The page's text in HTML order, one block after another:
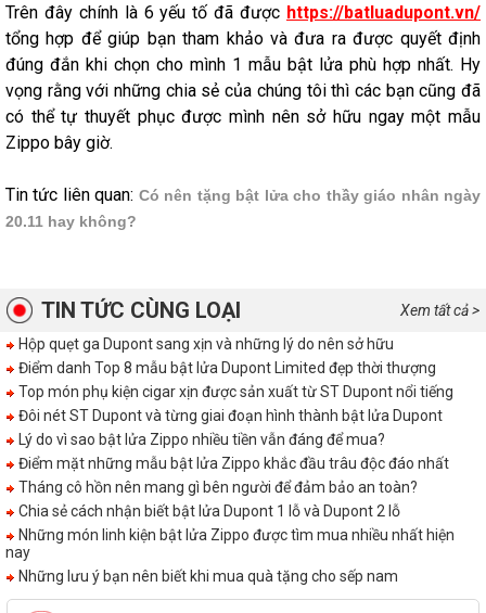
Trên đây chính là 6 yếu tố đã được https://batluadupont.vn/
tổng hợp để giúp bạn tham khảo và đưa ra được quyết định
đúng đắn khi chọn cho mình 1 mẫu bật lửa phù hợp nhất. Hy
vọng rằng với những chia sẻ của chúng tôi thì các bạn cũng đã
có thể tự thuyết phục được mình nên sở hữu ngay một mẫu
Zippo bây giờ.
Tin tức liên quan: Có nên tặng bật lửa cho thầy giáo nhân ngày
20.11 hay không?
Xem tất cả >
TIN TỨC CÙNG LOẠI
Hộp quẹt ga Dupont sang xịn và những lý do nên sở hữu
Điểm danh Top 8 mẫu bật lửa Dupont Limited đẹp thời thượng
Top món phụ kiện cigar xịn được sản xuất từ ST Dupont nổi tiếng
Đôi nét ST Dupont và từng giai đoạn hình thành bật lửa Dupont
Lý do vì sao bật lửa Zippo nhiều tiền vẫn đáng để mua?
Điểm mặt những mẫu bật lửa Zippo khắc đầu trâu độc đáo nhất
Tháng cô hồn nên mang gì bên người để đảm bảo an toàn?
Chia sẻ cách nhận biết bật lửa Dupont 1 lỗ và Dupont 2 lỗ
Những món linh kiện bật lửa Zippo được tìm mua nhiều nhất hiện
nay
Những lưu ý bạn nên biết khi mua quà tặng cho sếp nam